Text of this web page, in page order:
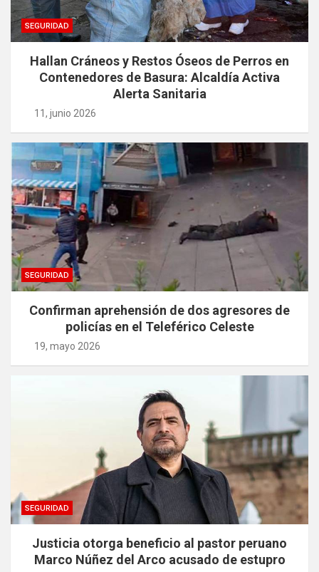
SEGURIDAD
Hallan Cráneos y Restos Óseos de Perros en
Contenedores de Basura: Alcaldía Activa
Alerta Sanitaria
11, junio 2026
SEGURIDAD
Confirman aprehensión de dos agresores de
policías en el Teleférico Celeste
19, mayo 2026
SEGURIDAD
Justicia otorga beneficio al pastor peruano
Marco Núñez del Arco acusado de estupro